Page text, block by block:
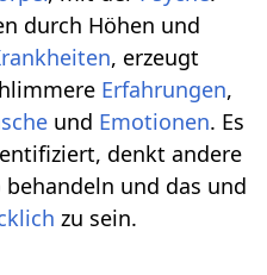
durch Höhen und
, erzeugt
Erfahrungen,
und Emotionen. Es
denkt andere
und das und
zu sein.